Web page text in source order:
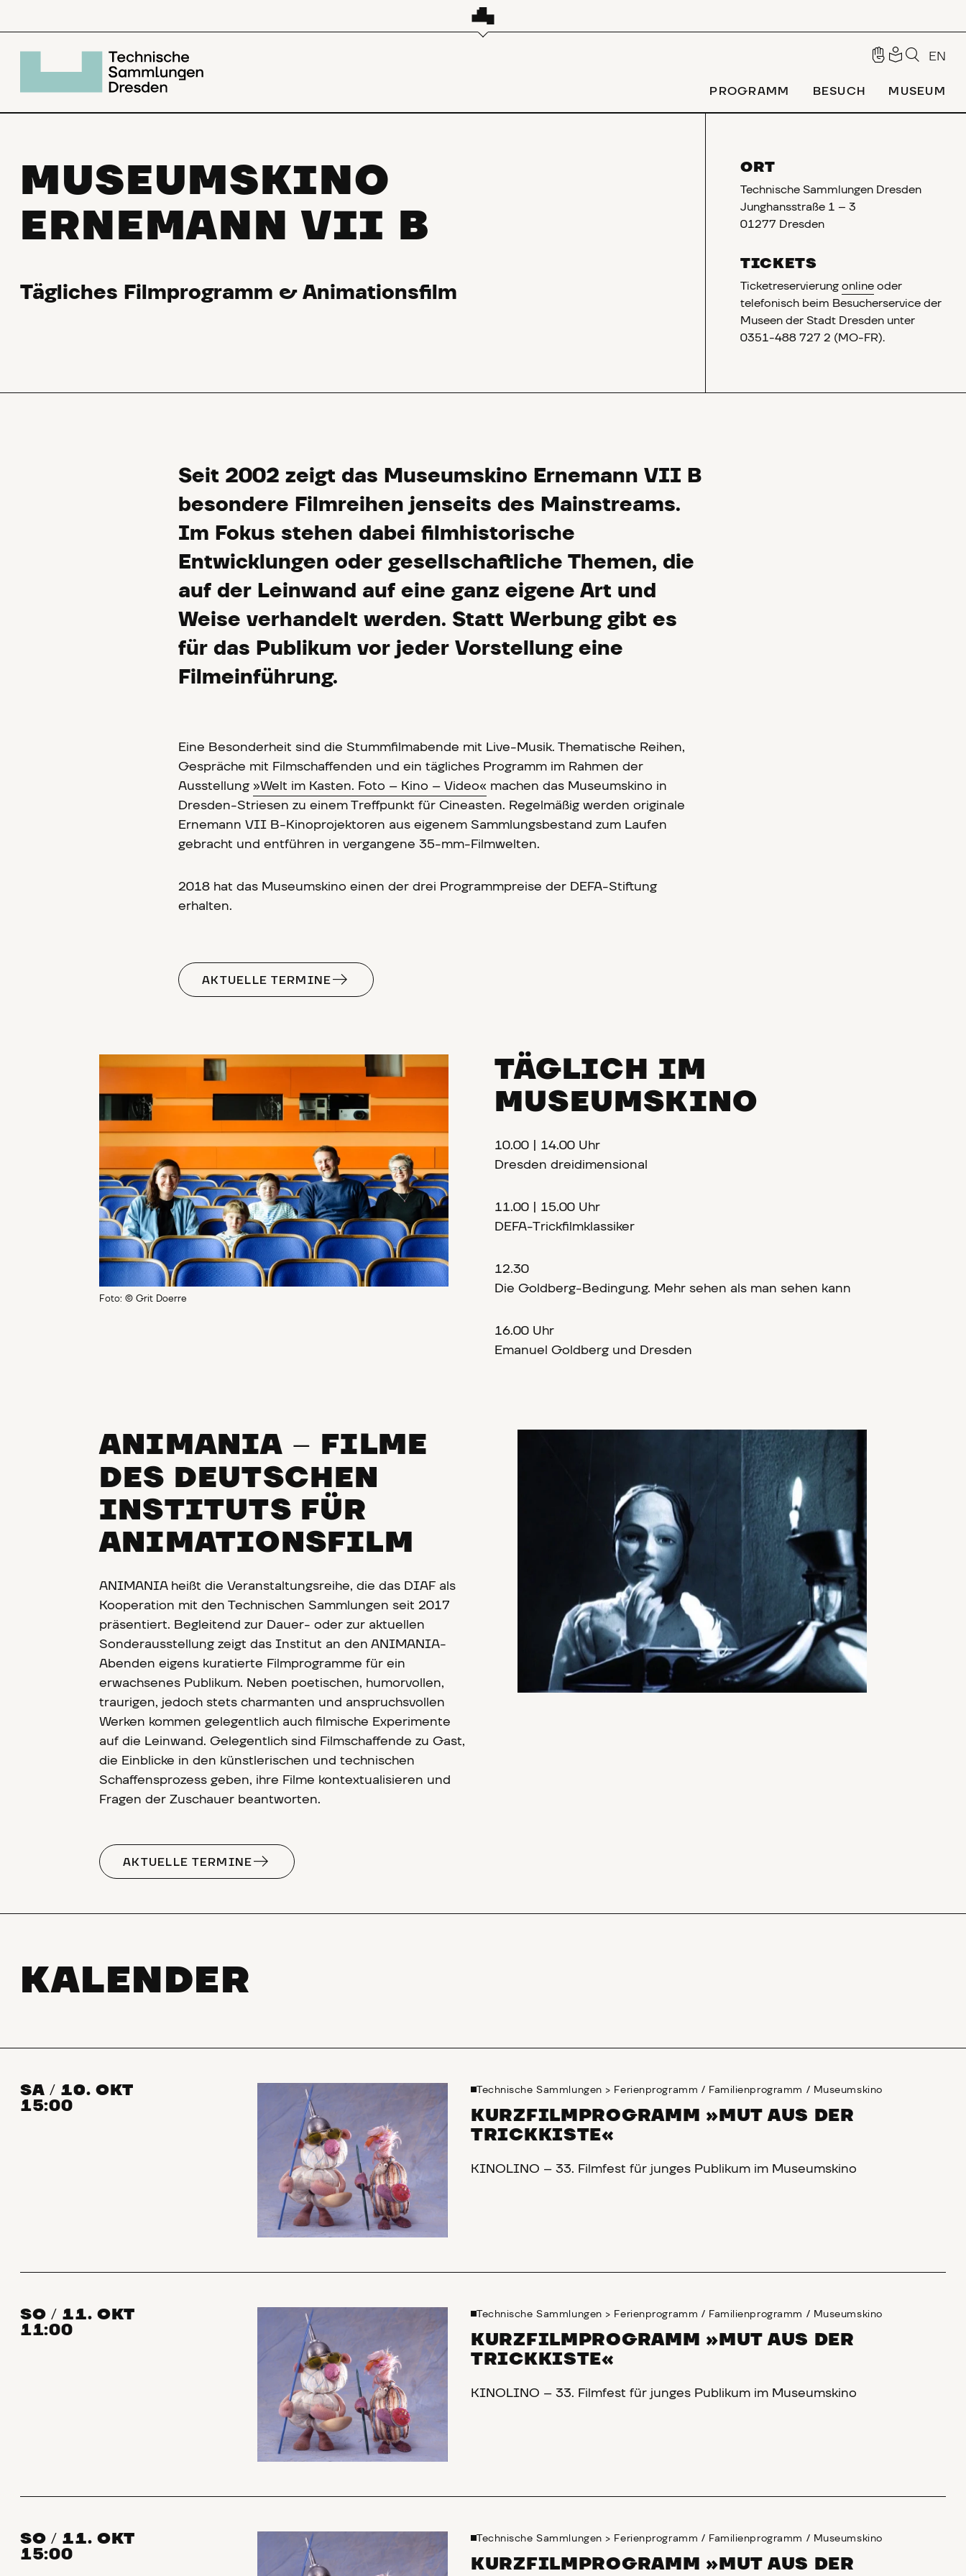
EN
PROGRAMM BESUCH MUSEUM
MUSEUMSKINO
ERNEMANN VII B
Tägliches Filmprogramm & Animationsfilm
ORT
Technische Sammlungen Dresden
Junghansstraße 1 – 3
01277 Dresden
TICKETS
Ticketreservierungonline oder
telefonisch beim Besucherservice der
Museen der Stadt Dresden unter
0351-488 727 2 (MO-FR).
Seit 2002 zeigt das Museumskino Ernemann VII B
besondere Filmreihen jenseits des Mainstreams.
Im Fokus stehen dabei filmhistorische
Entwicklungen oder gesellschaftliche Themen, die
auf der Leinwand auf eine ganz eigene Art und
Weise verhandelt werden. Statt Werbung gibt es
für das Publikum vor jeder Vorstellung eine
Filmeinführung.
Eine Besonderheit sind die Stummfilmabende mit Live-Musik. Thematische Reihen,
Gespräche mit Filmschaffenden und ein tägliches Programm im Rahmen der
Ausstellung »Welt im Kasten. Foto – Kino – Video« machen das Museumskino in
Dresden-Striesen zu einem Treffpunkt für Cineasten. Regelmäßig werden originale
Ernemann VII B-Kinoprojektoren aus eigenem Sammlungsbestand zum Laufen
gebracht und entführen in vergangene 35-mm-Filmwelten.
2018 hat das Museumskino einen der drei Programmpreise der DEFA-Stiftung
erhalten.
AKTUELLE TERMINE
Foto: © Grit Doerre
TÄGLICH IM
MUSEUMSKINO
10.00 | 14.00 Uhr
Dresden dreidimensional
11.00 | 15.00 Uhr
DEFA-Trickfilmklassiker
12.30
Die Goldberg-Bedingung. Mehr sehen als man sehen kann
16.00 Uhr
Emanuel Goldberg und Dresden
ANIMANIA –
FILME
DES DEUTSCHEN
INSTITUTS FÜR
ANIMATIONSFILM
ANIMANIA heißt die Veranstaltungsreihe, die das DIAF als
Kooperation mit den Technischen Sammlungen seit 2017
präsentiert. Begleitend zur Dauer- oder zur aktuellen
Sonderausstellung zeigt das Institut an den ANIMANIA-
Abenden eigens kuratierte Filmprogramme für ein
erwachsenes Publikum. Neben poetischen, humorvollen,
traurigen, jedoch stets charmanten und anspruchsvollen
Werken kommen gelegentlich auch filmische Experimente
auf die Leinwand. Gelegentlich sind Filmschaffende zu Gast,
die Einblicke in den künstlerischen und technischen
Schaffensprozess geben, ihre Filme kontextualisieren und
Fragen der Zuschauer beantworten.
AKTUELLE TERMINE
KALENDER
SA / 10. OKT
15:00
Technische Sammlungen > Ferienprogramm / Familienprogramm / Museumskino
KURZFILMPROGRAMM »MUT AUS DER
TRICKKISTE«
KINOLINO – 33. Filmfest für junges Publikum im Museumskino
SO / 11. OKT
11:00
Technische Sammlungen > Ferienprogramm / Familienprogramm / Museumskino
KURZFILMPROGRAMM »MUT AUS DER
TRICKKISTE«
KINOLINO – 33. Filmfest für junges Publikum im Museumskino
SO / 11. OKT
15:00
Technische Sammlungen > Ferienprogramm / Familienprogramm / Museumskino
KURZFILMPROGRAMM »MUT AUS DER